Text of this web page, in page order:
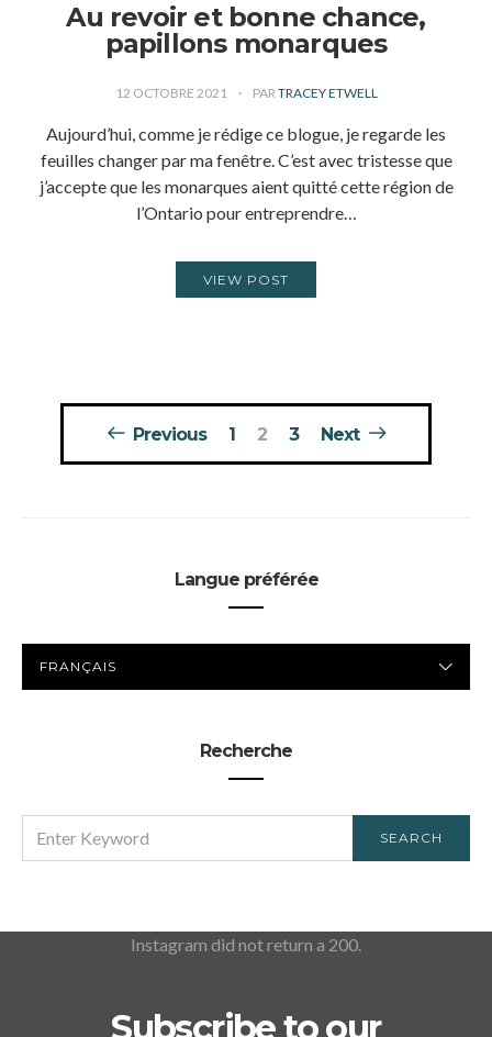
Au revoir et bonne chance,
papillons monarques
12 OCTOBRE 2021 PARTRACEY ETWELL
Aujourd’hui, comme je rédige ce blogue, je regarde les
feuilles changer par ma fenêtre. C’est avec tristesse que
j’accepte que les monarques aient quitté cette région de
l’Ontario pour entreprendre…
VIEW POST
Pagination
publications
Previous 1 2 3 Next
Langue préférée
PRÉFÉRÉE
Recherche
FOR:
SEARCH
Instagram did not return a 200.
Subscribe to our